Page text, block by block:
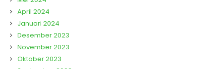
April 2024
Januari 2024
Desember 2023
November 2023
Oktober 2023